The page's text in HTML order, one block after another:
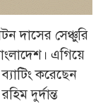
দাসের সেঞ্চুরি
এগিয়ে
করেছেন
দুর্দান্ত